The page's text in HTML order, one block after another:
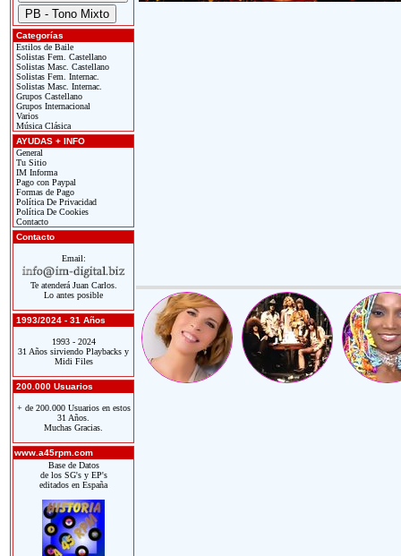
Categorías
Estilos de Baile
Solistas Fem. Castellano
Solistas Masc. Castellano
Solistas Fem. Internac.
Solistas Masc. Internac.
Grupos Castellano
Grupos Internacional
Varios
Música Clásica
AYUDAS + INFO
General
Tu Sitio
IM Informa
Pago con Paypal
Formas de Pago
Política De Privacidad
Política De Cookies
Contacto
Contacto
Email:
Te atenderá Juan Carlos.
Lo antes posible
1993/2024 - 31 Años
1993 - 2024
31 Años sirviendo Playbacks y
Midi Files
200.000 Usuarios
+ de 200.000 Usuarios en estos
31 Años.
Muchas Gracias.
www.a45rpm.com
Base de Datos
de los SG's y EP's
editados en España